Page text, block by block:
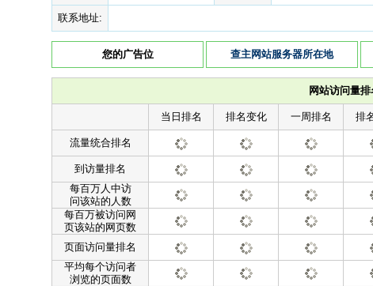
联系地址:
您的广告位 查主网站服务器所在地
网站访问量
当日排名 排名变化 一周排名 排
流量统合排名
到访量排名
每百万人中访
问该站的人数
每百万被访问网
页该站的网页数
页面访问量排名
平均每个访问者
浏览的页面数